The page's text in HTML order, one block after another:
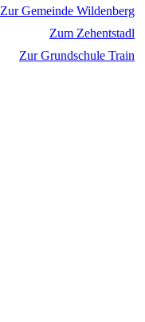
Zur Gemeinde Wildenberg
Zum Zehentstadl
Zur Grundschule Train